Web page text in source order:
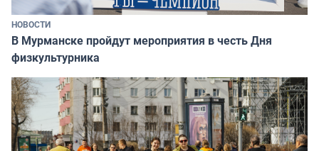
НОВОСТИ
В Мурманске пройдут мероприятия в честь Дня
физкультурника